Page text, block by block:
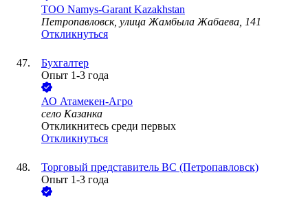
ТОО Namys-Garant Kazakhstan
Петропавловск, улица Жамбыла Жабаева, 141
Откликнуться
Бухгалтер
Опыт 1-3 года
АО Атамекен-Агро
село Казанка
Откликнитесь среди первых
Откликнуться
Торговый представитель ВС (Петропавловск)
Опыт 1-3 года